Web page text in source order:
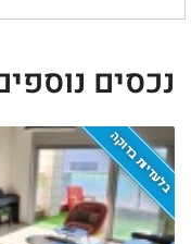
נכסים
בלעדיות בדוקה